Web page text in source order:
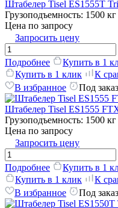
Штабелер Tisel ES1555T
Грузоподъемность: 1500 кг
Цена по запросу
Запросить цену
Подробнее
Купить в 1
Купить в 1 клик
К
В избранное
Под заказ
Штабелер Tisel ES1555
Грузоподъемность: 1500 кг
Цена по запросу
Запросить цену
Подробнее
Купить в 1
Купить в 1 клик
К
В избранное
Под заказ